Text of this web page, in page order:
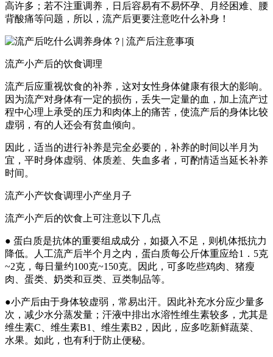
高许多；若不注重调养，日后容易有不易怀孕、月经困难、腰
背酸痛等问题，所以，流产后更要注意吃什么补身！
流产小产后的饮食调理
流产后应重视饮食的补养，这对女性身体健康有很大的影响。
因为流产对身体有一定的损伤，丢失一定量的血，加上流产过
程中心理上承受的压力和肉体上的痛苦，使流产后的身体比较
虚弱，有的人还会有贫血倾向。
因此，适当的进行补养是完全必要的，补养的时间以半月为
宜，平时身体虚弱、体质差、失血多者，可酌情适当延长补养
时间。
流产小产饮食调理小产坐月子
流产小产后的饮食上可注意以下几点
● 蛋白质是抗体的重要组成成分，如摄入不足，则机体抵抗力
降低。人工流产后半个月之内，蛋白质每公斤体重应给1．5克
~2克，每日量约100克~150克。因此，可多吃些鸡肉、猪瘦
肉、蛋类、奶类和豆类、豆类制品等。
●小产后由于身体较虚弱，常易出汗。因此补充水分应少量多
次，减少水分蒸发量；汗液中排出水溶性维生素较多，尤其是
维生素C、维生素B1、维生素B2，因此，应多吃新鲜蔬菜、
水果。如此，也有利于防止便秘。